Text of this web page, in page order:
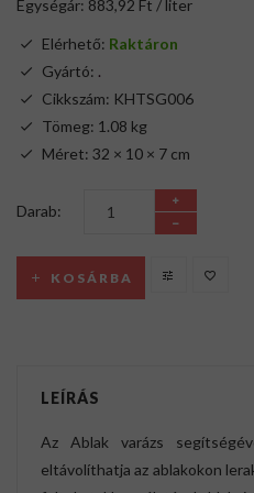
Egységár: 883,92 Ft / liter
Elérhető: Raktáron
Gyártó: .
Cikkszám: KHTSG006
Tömeg: 1.08 kg
Méret: 32 × 10 × 7 cm
Darab:
KOSÁRBA
LEÍRÁS
Az Ablak varázs
eltávolíthatja az ablakokon